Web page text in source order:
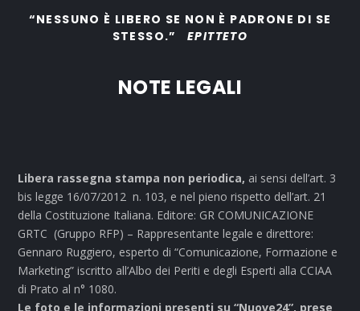
“NESSUNO È LIBERO SE NON È PADRONE DI SE
STESSO.”EPITTETO
NOTE LEGALI
Libera rassegna stampa non periodica, ai sensi dell’art. 3
bis legge 16/07/2012 n. 103, e nel pieno rispetto dell’art. 21
della Costituzione Italiana. Editore: GR COMUNICAZIONE
GRTC (Gruppo RFP) – Rappresentante legale e direttore:
Gennaro Ruggiero, esperto di “Comunicazione, Formazione e
Marketing” iscritto all’Albo dei Periti e degli Esperti alla CCIAA
di Prato al n° 1080.
Le foto e le informazioni presenti su “Nuove24”, prese